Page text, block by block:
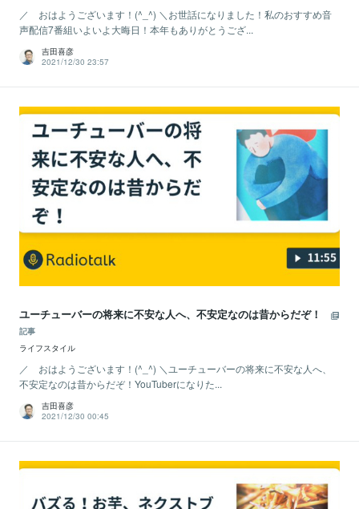
／ おはようございます！(^_^) ＼お世話になりました！私のおすすめ音
声配信7番組いよいよ大晦日！本年もありがとうござ...
吉田喜彦
2021/12/30 23:57
ユーチューバーの将来に不安な人へ、不安定なのは昔からだぞ！
記事
ライフスタイル
／ おはようございます！(^_^) ＼ユーチューバーの将来に不安な人へ、
不安定なのは昔からだぞ！YouTuberになりた...
吉田喜彦
2021/12/30 00:45